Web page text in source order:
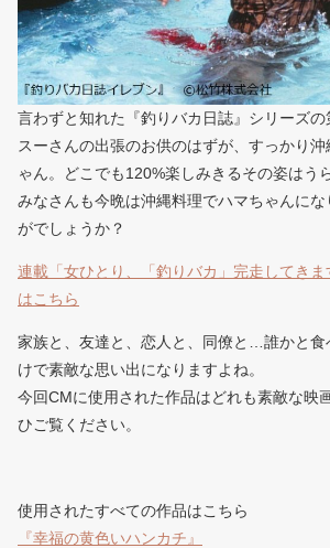
言わずと知れた『釣りバカ日誌』シリーズの
スーさんの出張のお供のはずが、すっかり
ゃん。どこでも120%楽しみきるその姿はう
みなさんも今晩は沖縄料理でハマちゃんに
がでしょうか？
連載「女ひとり、「釣りバカ」完走してきま
はこちら
家族と、友達と、恋人と、同僚と…誰かと食
けで素敵な思い出になりますよね。
今回CMに使用された作品はどれも素敵な映
ひご覧ください。
使用されたすべての作品はこちら
『幸福の黄色いハンカチ』